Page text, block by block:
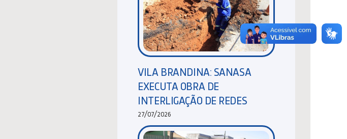
VILA BRANDINA: SANASA
EXECUTA OBRA DE
INTERLIGAÇÃO DE REDES
27/07/2026